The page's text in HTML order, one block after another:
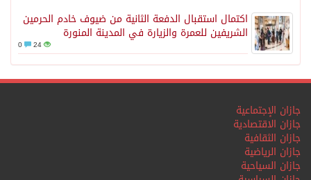
اكتمال استقبال الدفعة الثانية من ضيوف خادم الحرمين
الشريفين للعمرة والزيارة في المدينة المنورة
24
جازان الإجتماعية
جازان الاقتصادية
جازان الثقافية
جازان الرياضية
جازان السياحية